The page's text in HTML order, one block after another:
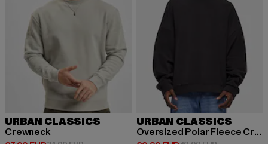
URBAN CLASSICS
Crewneck
URBAN CLASSICS
Oversized Polar Fleece Crew